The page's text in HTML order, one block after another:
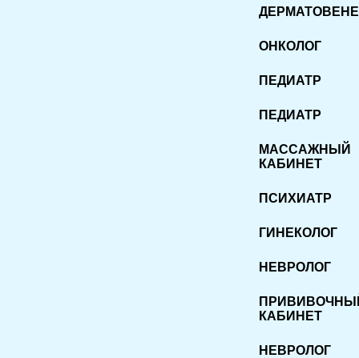
ОНКОЛОГ
ПЕДИАТР
ПЕДИАТР
МАССАЖНЫЙ
КАБИНЕТ
ПСИХИАТР
ГИНЕКОЛОГ
НЕВРОЛОГ
КАБИНЕТ
НЕВРОЛОГ